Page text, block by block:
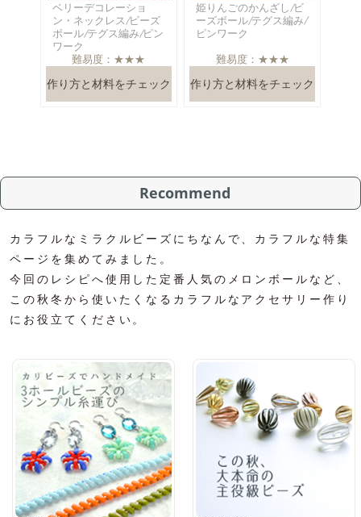
ベリーデコレーショ
ン・ネックレス/ビーズ
ボール/テグス編み/ピン
ワーク
難易度：★★★
作り方と材料をチェック
姫りんごのかんざし/ビ
ーズボール/テグス編み/
ピンワーク
難易度：★★★
作り方と材料をチェック
Recommend
カラフルなミラクルビーズにちなんで、カラフルな特集
ページを集めてみました。
今回のレシピへ使用した定番人気のメロンボールなど、
この秋冬から使いたくなるカラフルなアクセサリー作り
にお役立てください。